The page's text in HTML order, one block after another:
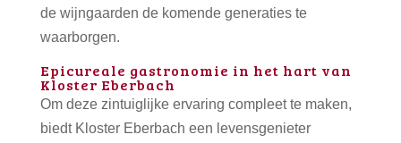
de wijngaarden de komende generaties te
waarborgen.
Epicureale gastronomie in het hart van
Kloster Eberbach
Om deze zintuiglijke ervaring compleet te maken,
biedt Kloster Eberbach een levensgenieter